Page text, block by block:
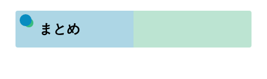
まとめ